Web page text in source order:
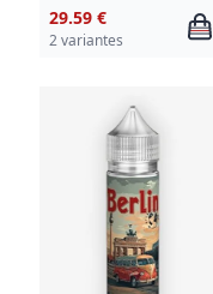
29.59 €
2 variantes